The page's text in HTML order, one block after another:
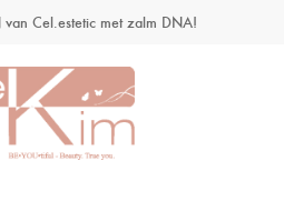
Cel.estetic met zalm DNA!